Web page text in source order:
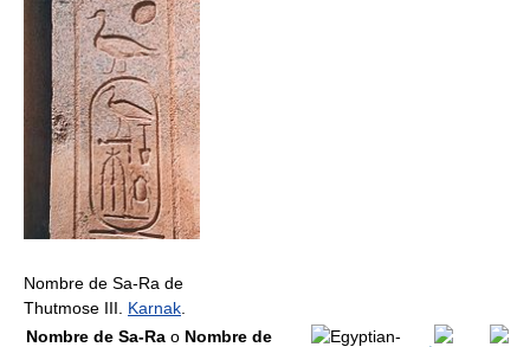
Nombre de Sa-Ra de
Thutmose III. Karnak.
Nombre de Sa-Ra o Nombre de